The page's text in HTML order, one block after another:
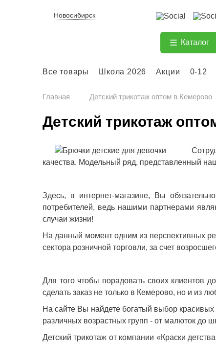
Новосибирск
Каталог
Все товары Школа 2026 Акции 0-12
Главная Детский трикотаж оптом в Кемерово
Детский трикотаж
качества. Модельный ряд, представленный
Здесь, в интернет-магазине, Вы
потребителей, ведь нашими партнерами
случаи жизни!
На данный момент одним из перспективных
сектора розничной торговли, за счет
Для того чтобы порадовать своих клиентов
сделать заказ не только в Кемерово, но и из
На сайте Вы найдете богатый выбор
различных возрастных групп - от малюток до
Детский трикотаж от компании «Краски